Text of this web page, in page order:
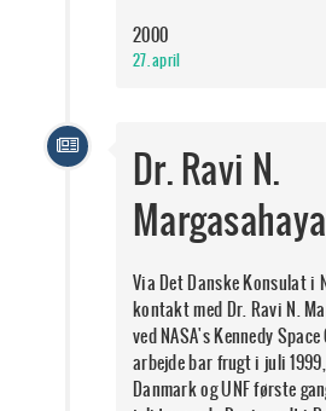
2000
27. april
Dr. Ravi N.
Via Det Danske Konsulat i
kontakt med Dr. Ravi N.
ved NASA's Kennedy
arbejde bar frugt i juli
Danmark og UNF første